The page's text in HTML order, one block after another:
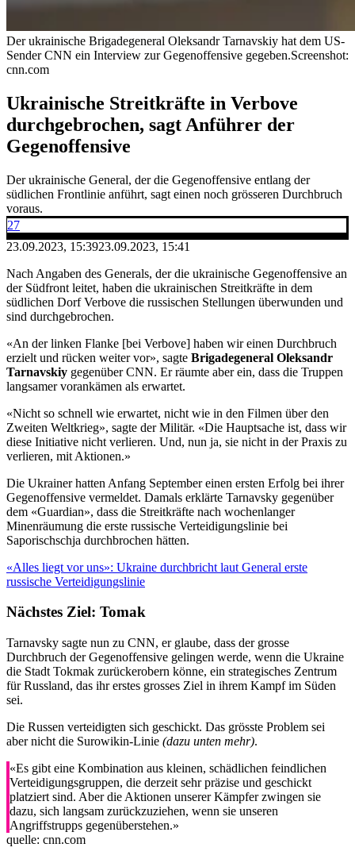
Der ukrainische Brigadegeneral Oleksandr Tarnavskiy hat dem US-
Sender CNN ein Interview zur Gegenoffensive gegeben.Screenshot:
cnn.com
Ukrainische Streitkräfte in Verbove
durchgebrochen, sagt Anführer der
Gegenoffensive
Der ukrainische General, der die Gegenoffensive entlang der
südlichen Frontlinie anführt, sagt einen noch grösseren Durchbruch
voraus.
27
23.09.2023, 15:3923.09.2023, 15:41
Nach Angaben des Generals, der die ukrainische Gegenoffensive an
der Südfront leitet, haben die ukrainischen Streitkräfte in dem
südlichen Dorf Verbove die russischen Stellungen überwunden und
sind durchgebrochen.
«An der linken Flanke [bei Verbove] haben wir einen Durchbruch
erzielt und rücken weiter vor», sagte Brigadegeneral Oleksandr
Tarnavskiy gegenüber CNN. Er räumte aber ein, dass die Truppen
langsamer vorankämen als erwartet.
«Nicht so schnell wie erwartet, nicht wie in den Filmen über den
Zweiten Weltkrieg», sagte der Militär. «Die Hauptsache ist, dass wir
diese Initiative nicht verlieren. Und, nun ja, sie nicht in der Praxis zu
verlieren, mit Aktionen.»
Die Ukrainer hatten Anfang September einen ersten Erfolg bei ihrer
Gegenoffensive vermeldet. Damals erklärte Tarnavsky gegenüber
dem «Guardian», dass die Streitkräfte nach wochenlanger
Minenräumung die erste russische Verteidigungslinie bei
Saporischschja durchbrochen hätten.
«Alles liegt vor uns»: Ukraine durchbricht laut General erste
russische Verteidigungslinie
Nächstes Ziel: Tomak
Tarnavsky sagte nun zu CNN, er glaube, dass der grosse
Durchbruch der Gegenoffensive gelingen werde, wenn die Ukraine
die Stadt Tokmak zurückerobern könne, ein strategisches Zentrum
für Russland, das ihr erstes grosses Ziel in ihrem Kampf im Süden
sei.
Die Russen verteidigten sich geschickt. Das grösste Problem sei
aber nicht die Surowikin-Linie (dazu unten mehr).
«Es gibt eine Kombination aus kleinen, schädlichen feindlichen
Verteidigungsgruppen, die derzeit sehr präzise und geschickt
platziert sind. Aber die Aktionen unserer Kämpfer zwingen sie
dazu, sich langsam zurückzuziehen, wenn sie unseren
Angriffstrupps gegenüberstehen.»
quelle: cnn.com